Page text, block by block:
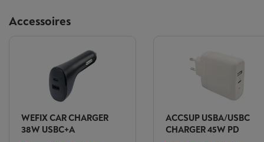
Accessoires
WEFIX CAR CHARGER
38W USBC+A
ACCSUP USBA/USBC
CHARGER 45W PD